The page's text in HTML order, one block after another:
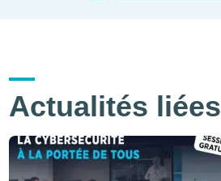
Actualités liées